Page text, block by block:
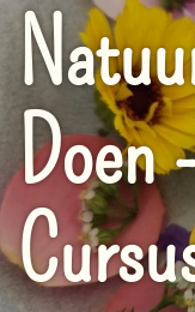
Doen